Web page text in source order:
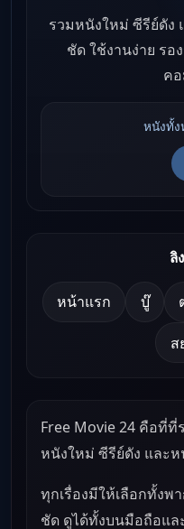
รวมหนังใหม่ ซีรีย์ดัง
ชัด ใช้งานง่าย รอ
ค
หนังทั้ง
ลิ
หน้าแรก บู๊
ส
Free Movie 24 คือที่ที่
หนังใหม่ ซีรีย์ดัง และห
ทุกเรื่องมีให้เลือกทั้ง
ชัด ดูได้ทั้งบนมือถือแ